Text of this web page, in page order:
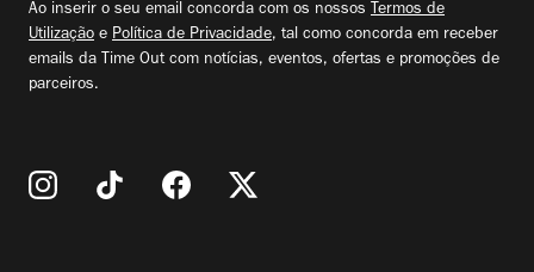
Ao inserir o seu email concorda com os nossos Termos de
Utilização e Política de Privacidade, tal como concorda em receber
emails da Time Out com notícias, eventos, ofertas e promoções de
parceiros.